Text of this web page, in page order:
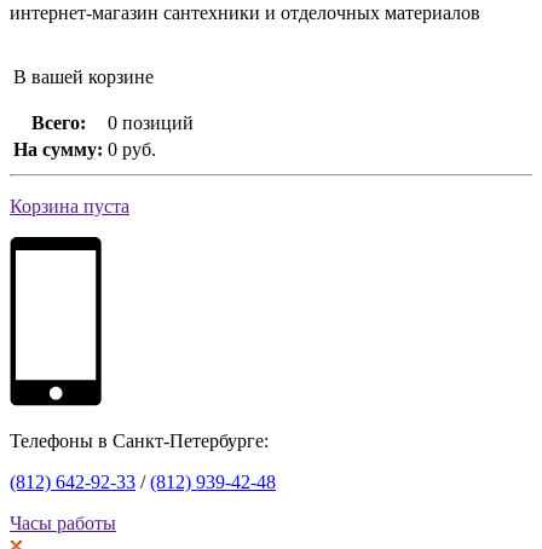
интернет-магазин сантехники и отделочных материалов
В вашей корзине
Всего:
0 позиций
На сумму: 0 руб.
Корзина пуста
Телефоны в Санкт-Петербурге:
(812) 642-92-33 /(812) 939-42-48
Часы работы